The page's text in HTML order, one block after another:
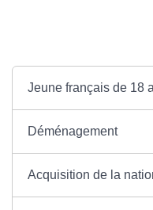
Jeune français de 18
Déménagement
Acquisition de la